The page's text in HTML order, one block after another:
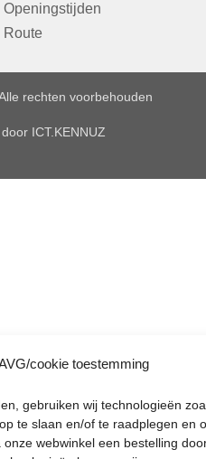
cookie toestemming
gebruiken wij technologieën
te slaan en/of te raadplegen en
webwinkel een bestelling
Openingstijden
Route
rechten voorbehouden
ICT.KENNUZ